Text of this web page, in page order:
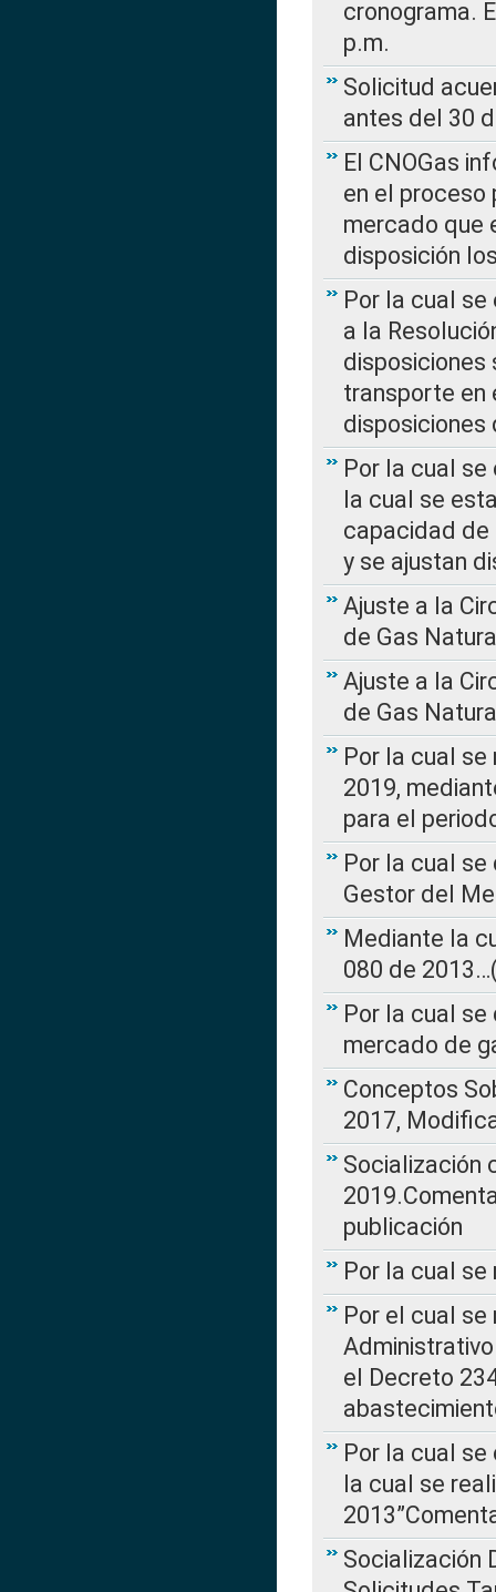
cronograma.
p.m.
Solicitud
antes del 30
El CNOGas
en el
mercado que
disposición
Por la cual se
a la
disposiciones
transporte en
disposiciones
Por la cual se
la cual se
capacidad de
y se ajustan
Ajuste a la
de Gas
Ajuste a la
de Gas
Por la cual se
2019,
para el
Por la cual
Gestor del
Mediante la
080 de
Por la cual
mercado de
Conceptos
2017,
Socialización
publicación
Por la cual se
Por el cual
el Decreto
Por la cual se
la cual se
Socialización